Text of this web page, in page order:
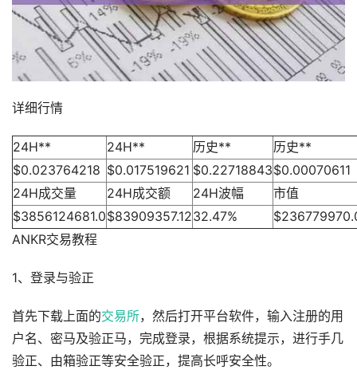
详细行情
24H** 24H** 历史**
历史**
$0.023764218 $0.017519621 $0.22718843$0.00070611
24H成交量
24H成交额 24H波幅
市值
$3856124681.0$83909357.1232.47%
ANKR交易教程
1、登录与验正
首先下载上面的交易所，然后打开平台软件，输入注册的用
户名、密马及验正马，完成登录，根据系统提示，进行手几
验正、由箱验正等安全验正，提高长呼安全性。